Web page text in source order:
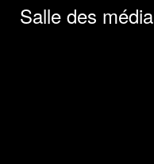
Salle des